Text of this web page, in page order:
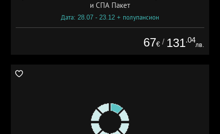
и СПА Пакет
Дата: 28.07 - 23.12 + полупансион
67€ / 131.04
лв.